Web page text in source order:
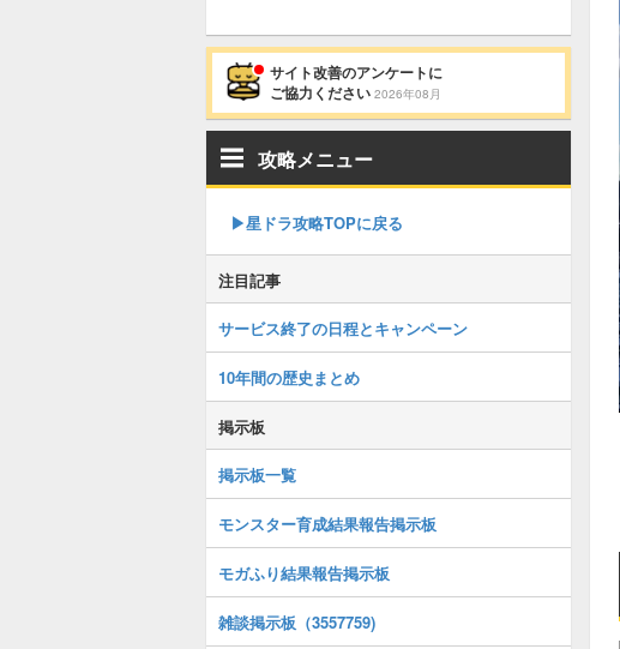
サイト改善のアンケートに
ご協力ください 2026年08月
攻略メニュー
▶︎星ドラ攻略TOPに戻る
注目記事
サービス終了の日程とキャンペーン
10年間の歴史まとめ
掲示板
掲示板一覧
モンスター育成結果報告掲示板
モガふり結果報告掲示板
雑談掲示板（3557759)